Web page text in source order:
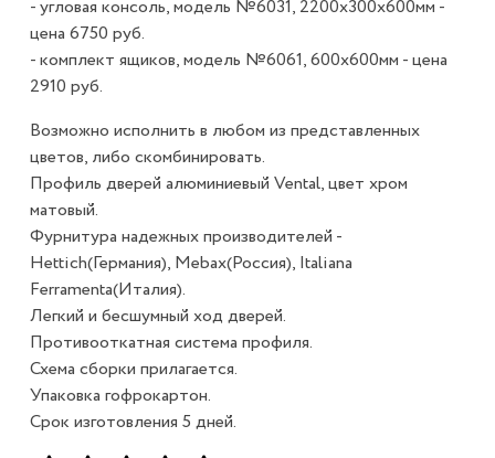
- угловая консоль, модель №6031, 2200х300х600мм -
цена 6750 руб.
- комплект ящиков, модель №6061, 600х600мм - цена
2910 руб.
Возможно исполнить в любом из представленных
цветов, либо скомбинировать.
Профиль дверей алюминиевый Vental, цвет хром
матовый.
Фурнитура надежных производителей -
Hettich(Германия), Mebax(Россия), Italiana
Ferramenta(Италия).
Легкий и бесшумный ход дверей.
Противооткатная система профиля.
Схема сборки прилагается.
Упаковка гофрокартон.
Срок изготовления 5 дней.